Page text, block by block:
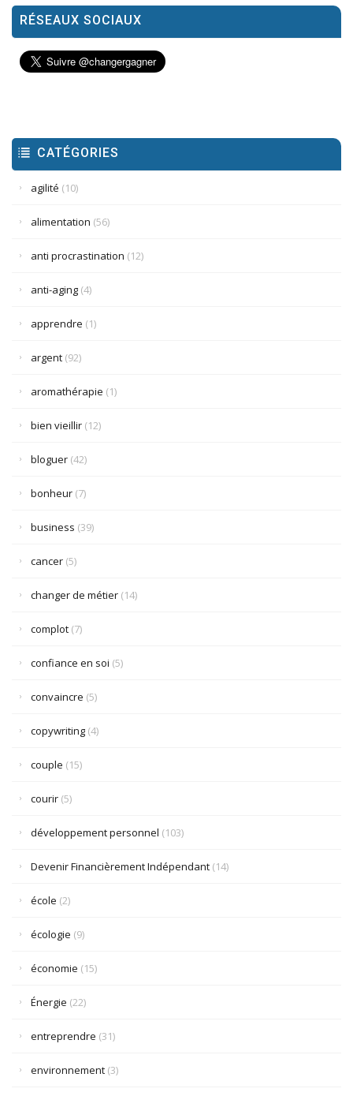
RÉSEAUX SOCIAUX
CATÉGORIES
agilité (10)
alimentation (56)
anti procrastination (12)
anti-aging (4)
apprendre (1)
argent (92)
aromathérapie (1)
bien vieillir (12)
bloguer (42)
bonheur (7)
business (39)
cancer (5)
changer de métier (14)
complot (7)
confiance en soi (5)
convaincre (5)
copywriting (4)
couple (15)
courir (5)
développement personnel (103)
Devenir Financièrement Indépendant (14)
école (2)
écologie (9)
économie (15)
Énergie (22)
entreprendre (31)
environnement (3)